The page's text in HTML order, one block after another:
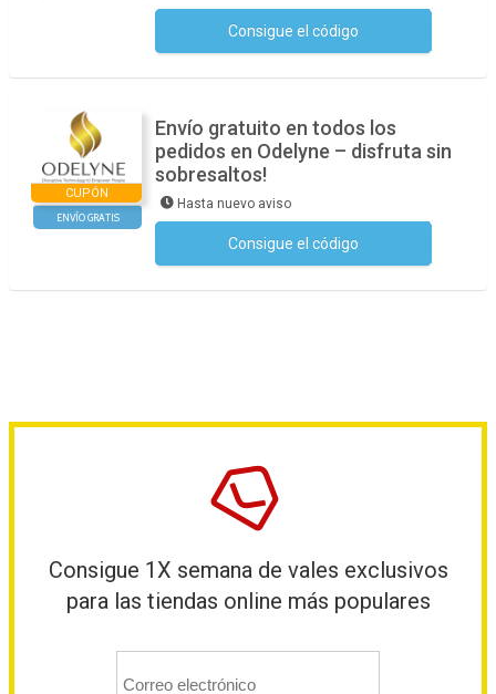
Consigue el código
CUPÓN
ENVÍO GRATIS
Envío gratuito en todos los
pedidos en Odelyne – disfruta sin
sobresaltos!
Hasta nuevo aviso
Consigue el código
Consigue 1X semana de vales exclusivos
para las tiendas online más populares